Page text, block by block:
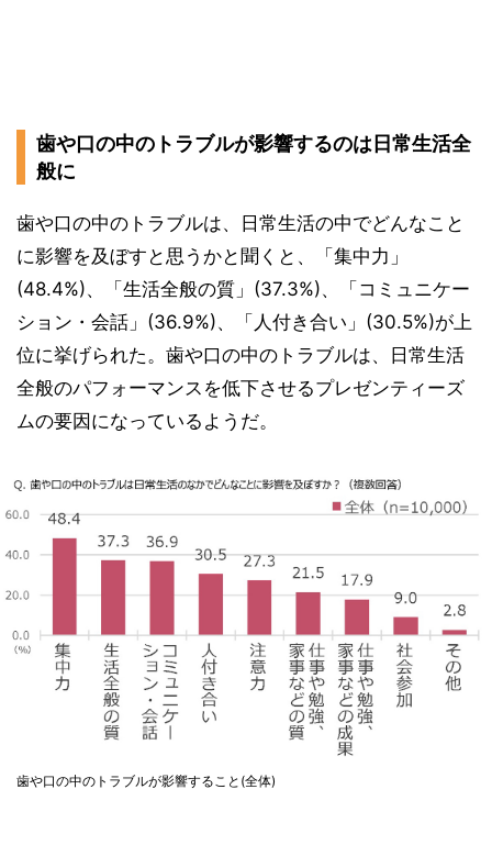
歯や口の中のトラブルが影響するのは日常生活全
般に
歯や口の中のトラブルは、日常生活の中でどんなこと
に影響を及ぼすと思うかと聞くと、「集中力」
(48.4%)、「生活全般の質」(37.3%)、「コミュニケー
ション・会話」(36.9%)、「人付き合い」(30.5%)が上
位に挙げられた。歯や口の中のトラブルは、日常生活
全般のパフォーマンスを低下させるプレゼンティーズ
ムの要因になっているようだ。
歯や口の中のトラブルが影響すること(全体)